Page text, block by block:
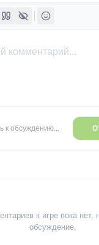
к обсуждению...
к игре пока нет,
обсуждение.